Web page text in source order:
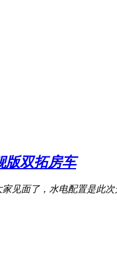
版双拓房车
见面了，水电配置是此